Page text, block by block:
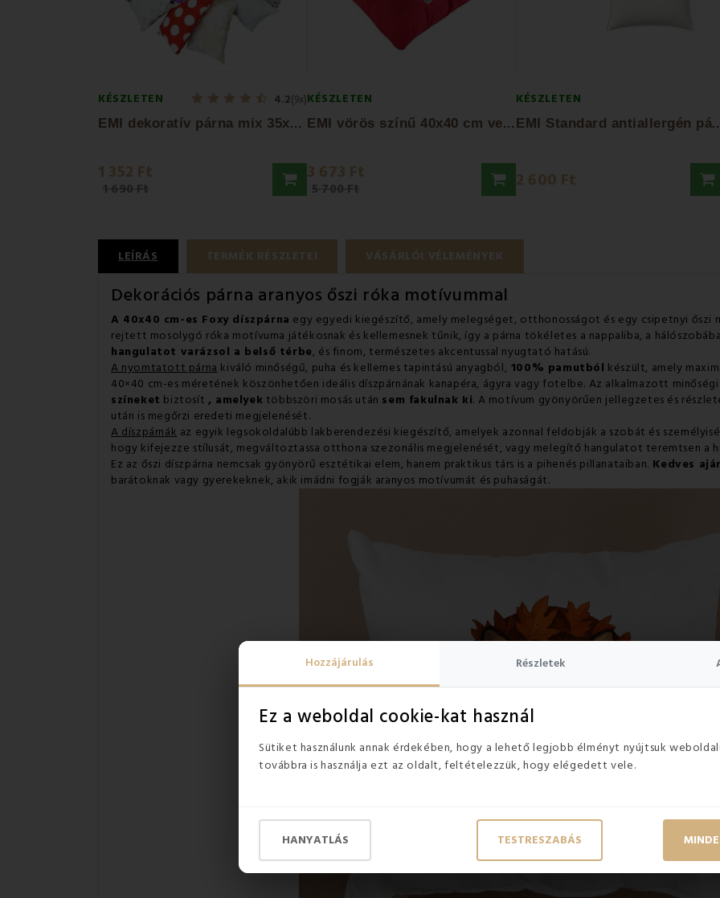
Hozzájárulás Részletek
Ez a weboldal cookie-kat használ
Sütiket használunk annak érdekében, hogy a lehető legjobb élményt nyújtsuk
továbbra is használja ezt az oldalt, feltételezzük, hogy elégedett vele.
HANYATLÁS TESTRESZABÁS
KÉSZLETEN 4.2(9x)
E
MI dekoratív párna mix 35x45cm
1 352 Ft
1 690 Ft
KÉSZLETEN
E
MI vörös színű 40x40 cm velúr dekor párna
3 673 Ft
5 700 Ft
KÉSZLETEN
MI Standard
2 600 Ft
LEÍRÁS TERMÉK RÉSZLETEI VÁSÁRLÓI VÉLEMÉNYEK
Dekorációs párna aranyos őszi róka motívummal
A 40x40 cm-es Foxy díszpárna egy egyedi kiegészítő, amely melegséget, otthonosságot és egy csipetnyi
rejtett mosolygó róka motívuma játékosnak és kellemesnek tűnik, így a párna tökéletes a nappaliba, a
hangulatot varázsol a belső térbe, és finom, természetes akcentussal nyugtató hatású.
A nyomtatott párnakiváló minőségű, puha és kellemes tapintású anyagból, 100% pamutból készült, amely
40×40 cm-es méretének köszönhetően ideális díszpárnának kanapéra, ágyra vagy fotelbe. Az alkalmazott
színeket biztosít , amelyek többszöri mosás után sem fakulnak ki. A motívum gyönyörűen jellegzetes és
után is megőrzi eredeti megjelenését.
A díszpárnák az egyik legsokoldalúbb lakberendezési kiegészítő, amelyek azonnal feldobják a szobát és
hogy kifejezze stílusát, megváltoztassa otthona szezonális megjelenését, vagy melegítő hangulatot teremtsen a
Ez az őszi díszpárna nemcsak gyönyörű esztétikai elem, hanem praktikus társ is a pihenés pillanataiban. Kedves
barátoknak vagy gyerekeknek, akik imádni fogják aranyos motívumát és puhaságát.